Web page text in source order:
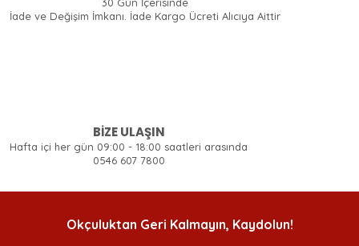
İade ve Değişim İmkanı. İade Kargo Ücreti Alıcıya Aittir
BİZE ULAŞIN
Hafta içi her gün 09:00 - 18:00 saatleri arasında
0546 607 7800
Okçuluktan Geri Kalmayın, Kaydolun!